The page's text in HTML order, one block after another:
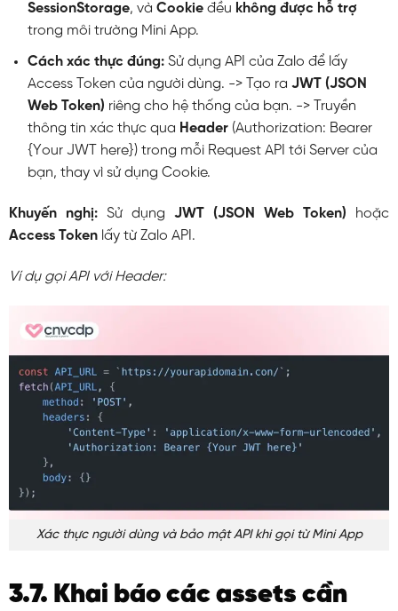
SessionStorage, và Cookieđều không được hỗ trợ
trong môi trường Mini App.
Cách xác thực đúng:Sử dụng API của Zalo để lấy
Access Token của người dùng. -> Tạo ra JWT (JSON
Web Token) riêng cho hệ thống của bạn. -> Truyền
thông tin xác thực qua Header(Authorization: Bearer
{Your JWT here}) trong mỗi Request API tới Server của
bạn, thay vì sử dụng Cookie.
Khuyến nghị:Sử dụngJWT (JSON Web Token) hoặc
Access Tokenlấy từ Zalo API.
Ví dụ gọi API với Header:
Xác thực người dùng và bảo mật API khi gọi từ Mini App
3.7. Khai báo các assets cần